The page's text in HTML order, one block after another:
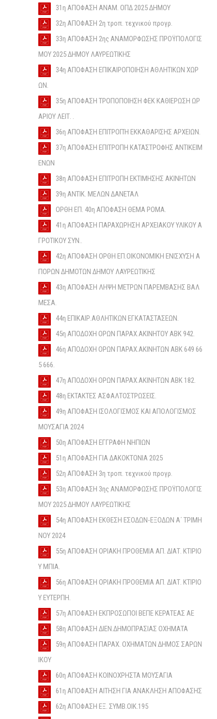
31η ΑΠΟΦΑΣΗ ANAM. ΟΠΔ 2025 ΔΗΜΟΥ
32η ΑΠΟΦΑΣΗ 2η τροπ. τεχνικού προγρ.
33η ΑΠΟΦΑΣΗ 2ης ΑΝΑΜΟΡΦΩΣΗΣ ΠΡΟΫΠΟΛΟΓΙΣ
ΜΟΥ 2025 ΔΗΜΟΥ ΛΑΥΡΕΩΤΙΚΗΣ
34η ΑΠΟΦΑΣΗ ΕΠΙΚΑΙΡΟΠΟΙΗΣΗ ΑΘΛΗΤΙΚΩΝ ΧΩΡ
ΩΝ.
35η ΑΠΟΦΑΣΗ ΤΡΟΠΟΠΟΙΗΣΗ ΦΕΚ ΚΑΘΙΕΡΩΣΗ ΩΡ
ΑΡΙΟΥ ΛΕΙΤ. .
36η ΑΠΟΦΑΣΗ ΕΠΙΤΡΟΠΉ ΕΚΚΑΘΑΡΙΣΗΣ ΑΡΧΕΙΩΝ.
37η ΑΠΟΦΑΣΗ ΕΠΙΤΡΟΠΗ ΚΑΤΑΣΤΡΟΦΗΣ ΑΝΤΙΚΕΙΜ
ΕΝΩΝ
38η ΑΠΟΦΑΣΗ ΕΠΙΤΡΟΠΗ ΕΚΤΙΜΗΣΗΣ ΑΚΙΝΗΤΩΝ
39η ΑΝΤΙΚ. ΜΕΛΩΝ ΔΑΝΕΤΑΛ
ΟΡΘΗ ΕΠ. 40η ΑΠΟΦΑΣΗ ΘΕΜΑ ΡΟΜΑ.
41η ΑΠΟΦΑΣΗ ΠΑΡΑΧΩΡΗΣΗ ΑΡΧΕΙΑΚΟΥ ΥΛΙΚΟΥ Α
ΓΡΟΤΙΚΟΥ ΣΥΝ..
42η ΑΠΟΦΑΣΗ ΟΡΘΗ ΕΠ.ΟΙΚΟΝΟΜΙΚΗ ΕΝΙΣΧΥΣΗ Α
ΠΟΡΩΝ ΔΗΜΟΤΩΝ ΔΗΜΟΥ ΛΑΥΡΕΩΤΙΚΗΣ
43η ΑΠΟΦΑΣΗ ΛΗΨΗ ΜΕΤΡΩΝ ΠΑΡΕΜΒΑΣΗΣ ΒΑΛ
ΜΕΣΑ.
44η ΕΠΙΚΑΙΡ.ΑΘΛΗΤΙΚΩΝ ΕΓΚΑΤΑΣΤΑΣΕΩΝ.
45η ΑΠΟΔΟΧΗ ΟΡΩΝ ΠΑΡΑΧ.ΑΚΙΝΗΤΟΥ ΑΒΚ 942.
46η ΑΠΟΔΟΧΗ ΟΡΩΝ ΠΑΡΑΧ.ΑΚΙΝΗΤΩΝ ΑΒΚ 649 66
5 666.
47η ΑΠΟΔΟΧΗ ΟΡΩΝ ΠΑΡΑΧ.ΑΚΙΝΗΤΩΝ ΑΒΚ 182.
48η ΕΚΤΑΚΤΕΣ ΑΣΦΑΛΤΟΣΤΡΩΣΕΙΣ.
49η ΑΠΟΦΑΣΗ ΙΣΟΛΟΓΙΣΜΟΣ ΚΑΙ ΑΠΟΛΟΓΙΣΜΟΣ
ΜΟΥΣΑΓΙΑ 2024
50η ΑΠΟΦΑΣΗ ΕΓΓΡΑΦΗ ΝΗΠΙΩΝ
51η ΑΠΟΦΑΣΗ ΓΙΑ ΔΑΚΟΚΤΟΝΙΑ 2025
52η ΑΠΟΦΑΣΗ 3η τροπ. τεχνικού προγρ.
53η ΑΠΟΦΑΣΗ 3ης ΑΝΑΜΟΡΦΩΣΗΣ ΠΡΟΫΠΟΛΟΓΙΣ
ΜΟΥ 2025 ΔΗΜΟΥ ΛΑΥΡΕΩΤΙΚΗΣ
54η ΑΠΟΦΑΣΗ ΕΚΘΕΣΗ ΕΣΟΔΩΝ-ΕΞΟΔΩΝ Α΄ ΤΡΙΜΗ
ΝΟΥ 2024
55η ΑΠΟΦΑΣΗ ΟΡΙΑΚΗ ΠΡΟΘΕΜΙΑ ΑΠ. ΔΙΑΤ. ΚΤΙΡΙΟ
Υ ΜΠΙΑ.
56η ΑΠΟΦΑΣΗ ΟΡΙΑΚΗ ΠΡΟΘΕΜΙΑ ΑΠ. ΔΙΑΤ. ΚΤΙΡΙΟ
Υ ΕΥΤΕΡΠΗ.
57η ΑΠΟΦΑΣΗ ΕΚΠΡΟΣΩΠΟΙ ΒΕΠΕ ΚΕΡΑΤΕΑΣ ΑΕ
58η ΑΠΟΦΑΣΗ ΔΙΕΝ.ΔΗΜΟΠΡΑΣΙΑΣ ΟΧΗΜΑΤΑ
59η ΑΠΟΦΑΣΗ ΠΑΡΑΧ. ΟΧΗΜΑΤΩΝ ΔΗΜΟΣ ΣΑΡΩΝ
ΙΚΟΥ
60η ΑΠΟΦΑΣΗ ΚΟΙΝΟΧΡΗΣΤΑ ΜΟΥΣΑΓΙΑ
61η ΑΠΟΦΑΣΗ ΑΙΤΗΣΗ ΓΙΑ ΑΝΑΚΛΗΣΗ ΑΠΟΦΑΣΗΣ
62η ΑΠΟΦΑΣΗ ΕΞ. ΣΥΜΒ.ΟΙΚ.195